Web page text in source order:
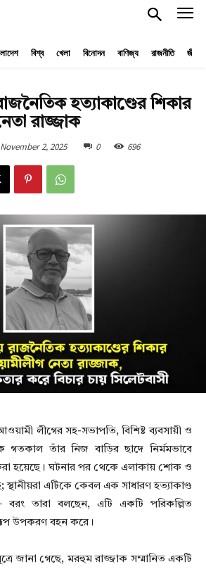
বিশ্ব খেলা বিনোদন বাণিজ্য রাজনীতি
হত্যাকাণ্ডের শিকার
রাজ্জাক
November 2, 2025 0 696
লীগের সহ-সভাপতি, বিশিষ্ট ব্যবসায়ী ও
গতকাল তাঁর নিজ বাড়ির ছাদে নির্মমভাবে
হয়েছে। ঘটনার পর থেকে এলাকায় শোক ও
স্থানীয়রা এটিকে কেবল এক সাধারণ হত্যাকাণ্ড
বরং তারা বলছেন, এটি একটি পরিকল্পিত
উপকরণ বহন করে।
জানা গেছে, মরহুম রাজ্জাক সম্মানিত একটি